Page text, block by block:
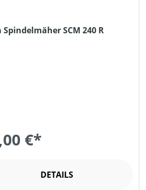
Spindelmäher SCM 240 R
€*
DETAILS